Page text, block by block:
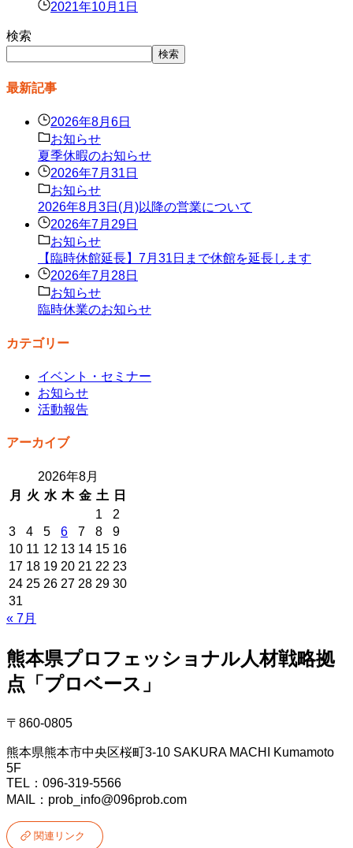
2021年10月1日
検索
検索
最新記事
2026年8月6日
お知らせ
夏季休暇のお知らせ
2026年7月31日
お知らせ
2026年8月3日(月)以降の営業について
2026年7月29日
お知らせ
【臨時休館延長】7月31日まで休館を延長します
2026年7月28日
お知らせ
臨時休業のお知らせ
カテゴリー
イベント・セミナー
お知らせ
活動報告
アーカイブ
2026年8月
月
火 水 木 金 土
日
1
2
3
4 5 6 7 8
9
10 11 12 13 14 15 16
17 18 19 20 21 22 23
24 25 26 27 28 29 30
31
« 7月
熊本県プロフェッショナル人材戦略拠
点「プロベース」
〒860-0805
熊本県熊本市中央区桜町3-10 SAKURA MACHI Kumamoto
5F
TEL：096-319-5566
MAIL：prob_info@096prob.com
関連リンク